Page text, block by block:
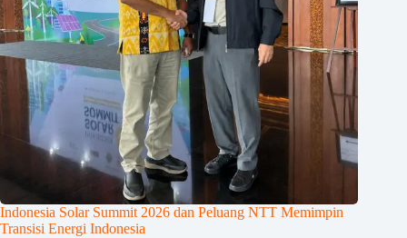
Indonesia Solar Summit 2026 dan Peluang NTT Memimpin
Transisi Energi Indonesia